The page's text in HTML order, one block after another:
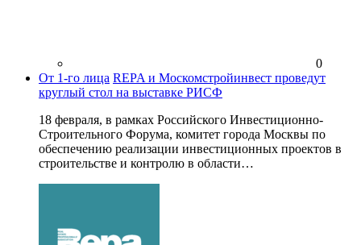
0
От 1-го лица REPA и Москомстройинвест проведут
круглый стол на выставке РИСФ
18 февраля, в рамках Российского Инвестиционно-
Строительного Форума, комитет города Москвы по
обеспечению реализации инвестиционных проектов в
строительстве и контролю в области…